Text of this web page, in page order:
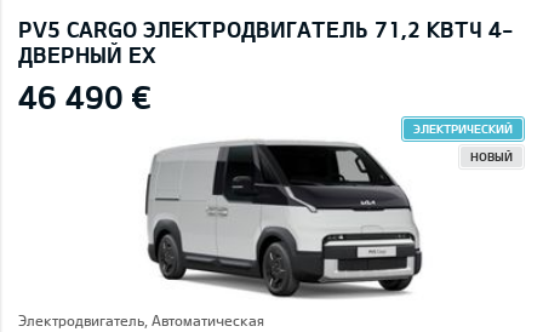
PV5 CARGO ЭЛЕКТРОДВИГАТЕЛЬ 71,2 КВТЧ 4-
ДВЕРНЫЙ EX
46 490 €
ЭЛЕКТРИЧЕСКИЙ
НОВЫЙ
Электродвигатель, Автоматическая